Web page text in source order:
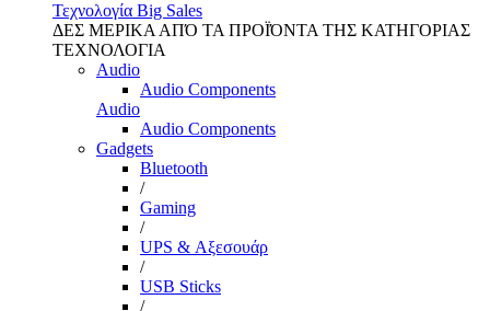
Τεχνολογία Big Sales
ΔΕΣ ΜΕΡΙΚΑ ΑΠΌ ΤΑ ΠΡΟΪΌΝΤΑ ΤΗΣ ΚΑΤΗΓΟΡΙΑΣ
ΤΕΧΝΟΛΟΓΙΑ
Audio
Audio Components
Audio
Audio Components
Gadgets
Bluetooth
/
Gaming
/
UPS & Αξεσουάρ
/
USB Sticks
/